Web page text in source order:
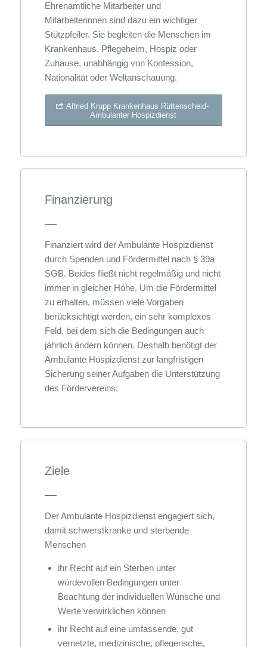
Ehrenamtliche Mitarbeiter und
Mitarbeiterinnen sind dazu ein wichtiger
Stützpfeiler. Sie begleiten die Menschen im
Krankenhaus, Pflegeheim, Hospiz oder
Zuhause, unabhängig von Konfession,
Nationalität oder Weltanschauung.
Alfried Krupp Krankenhaus Rüttenscheid-
Ambulanter Hospizdienst
Finanzierung
Finanziert wird der Ambulante Hospizdienst
durch Spenden und Fördermittel nach § 39a
SGB. Beides fließt nicht regelmäßig und nicht
immer in gleicher Höhe. Um die Fördermittel
zu erhalten, müssen viele Vorgaben
berücksichtigt werden, ein sehr komplexes
Feld, bei dem sich die Bedingungen auch
jährlich ändern können. Deshalb benötigt der
Ambulante Hospizdienst zur langfristigen
Sicherung seiner Aufgaben die Unterstützung
des Fördervereins.
Ziele
Der Ambulante Hospizdienst engagiert sich,
damit schwerstkranke und sterbende
Menschen
ihr Recht auf ein Sterben unter
würdevollen Bedingungen unter
Beachtung der individuellen Wünsche und
Werte verwirklichen können
ihr Recht auf eine umfassende, gut
vernetzte, medizinische, pflegerische,